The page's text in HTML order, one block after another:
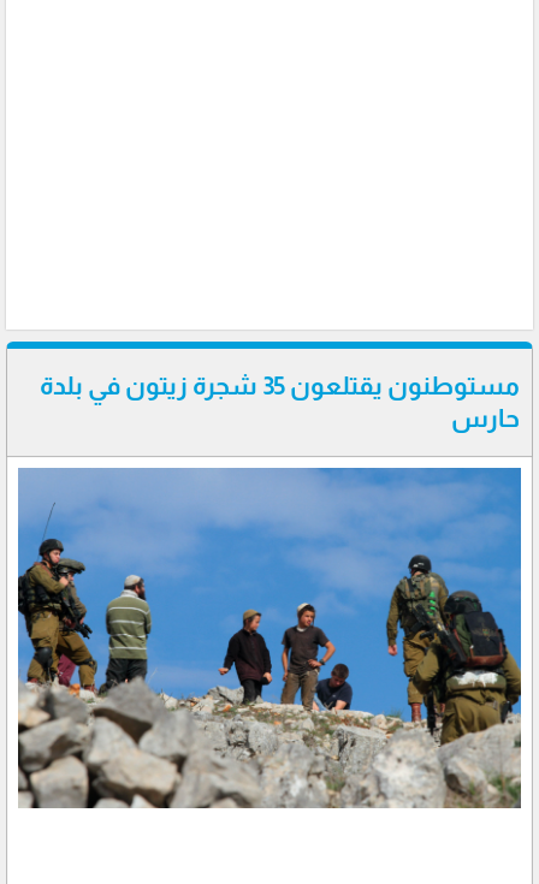
مستوطنون يقتلعون 35 شجرة زيتون في بلدة
حارس